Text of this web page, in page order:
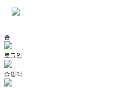
홈
로그인
쇼핑백